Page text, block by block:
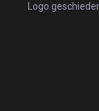
Logo